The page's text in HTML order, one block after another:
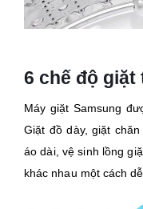
6 chế độ giặt
Máy giặt Samsung
Giặt đồ dày, giặt
áo dài, vệ sinh lồng
khác nhau một cách